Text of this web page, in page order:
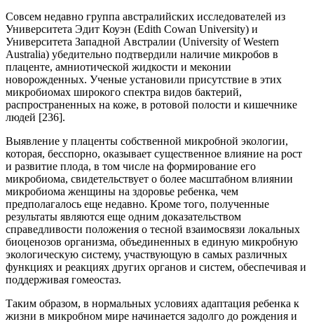
Совсем недавно группа австралийских исследователей из
Университета Эдит Коуэн (Edith Cowan University) и
Университета Западной Австралии (University of Western
Australia) убедительно подтвердили наличие микробов в
плаценте, амниотической жидкости и меконии
новорожденных. Ученые установили присутствие в этих
микробиомах широкого спектра видов бактерий,
распространенных на коже, в ротовой полости и кишечнике
людей [236].
Выявление у плаценты собственной микробной экологии,
которая, бесспорно, оказывает существенное влияние на рост
и развитие плода, в том числе на формирование его
микробиома, свидетельствует о более масштабном влиянии
микробиома женщины на здоровье ребенка, чем
предполагалось еще недавно. Кроме того, полученные
результаты являются еще одним доказательством
справедливости положения о тесной взаимосвязи локальных
биоценозов организма, объединенных в единую микробную
экологическую систему, участвующую в самых различных
функциях и реакциях других органов и систем, обеспечивая и
поддерживая гомеостаз.
Таким образом, в нормальных условиях адаптация ребенка к
жизни в микробном мире начинается задолго до рождения и